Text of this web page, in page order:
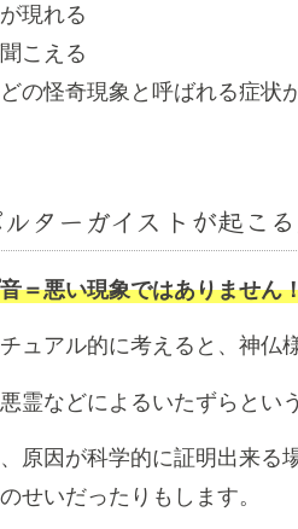
現れる
こえる
の怪奇現象と呼ばれる症状
ルターガイストが起こ
＝悪い現象ではありません
ュアル的に考えると、神仏
霊などによるいたずらとい
原因が科学的に証明出来る
せいだったりもします。